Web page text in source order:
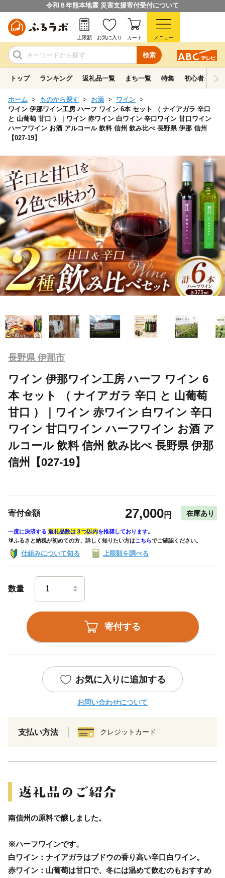
令和８年熊本地震 災害支援寄付受付について
検索
上限額 お気に入り カート メニュー
トップ ランキング 返礼品一覧 まち一覧 特集 初心者ガイド
ホーム ものから探す お酒
ワイン
ワイン 伊那ワイン工房 ハーフ ワイン 6本 セット （ ナイアガラ 辛口
と 山葡萄 甘口 ）｜ワイン 赤ワイン 白ワイン 辛口ワイン 甘口ワイン
ハーフワイン お酒 アルコール 飲料 信州 飲み比べ 長野県 伊那 信州
【027-19】
長野県 伊那市
ワイン 伊那ワイン工房 ハーフ ワイン 6
本 セット （ ナイアガラ 辛口 と 山葡萄
甘口 ）｜ワイン 赤ワイン 白ワイン 辛口
ワイン 甘口ワイン ハーフワイン お酒 ア
ルコール 飲料 信州 飲み比べ 長野県 伊那
信州【027-19】
寄付金額 27,000円 在庫あり
一度に決済する 返礼品数は３つ以内を推奨しております。
🔰ふるさと納税が初めての方、詳しく知りたい方はこちらでご確認ください。
仕組みについて知る 上限額を調べる
数量
寄付する
お気に入りに追加する
お問い合わせについて
支払い方法 クレジットカード
南信州の原料で醸しました。
※ハーフワインです。
白ワイン：ナイアガラはブドウの香り高い辛口白ワイン。
赤ワイン：山葡萄は甘口で、冬には温めて飲むのもおすすめ